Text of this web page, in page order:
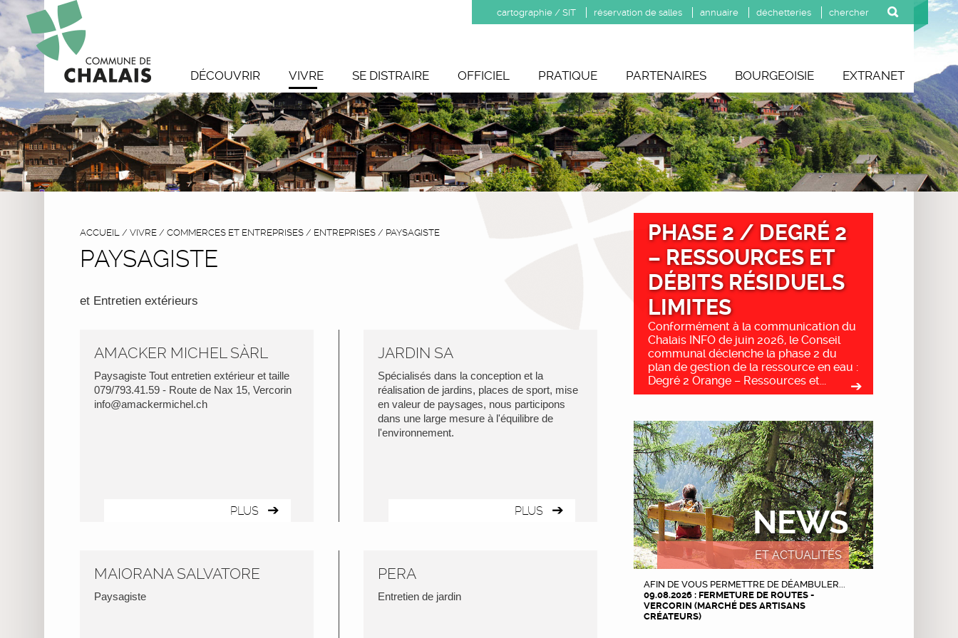
cartographie / SIT réservation de salles annuaire déchetteries
DÉCOUVRIR VIVRE SE DISTRAIRE OFFICIEL PRATIQUE PARTENAIRES BOURGEOISIE EXTRANET
ACCUEIL / VIVRE / COMMERCES ET ENTREPRISES / ENTREPRISES / PAYSAGISTE
PAYSAGISTE
et Entretien extérieurs
AMACKER MICHEL SÀRL
Paysagiste Tout entretien extérieur et taille
079/793.41.59 - Route de Nax 15, Vercorin
info@amackermichel.ch
PLUS
JARDIN SA
Spécialisés dans la conception et la
réalisation de jardins, places de sport, mise
en valeur de paysages, nous participons
dans une large mesure à l'équilibre de
l'environnement.
PLUS
MAIORANA SALVATORE
Paysagiste
PERA
Entretien de jardin
PHASE 2 / DEGRÉ 2
– RESSOURCES ET
DÉBITS RÉSIDUELS
LIMITES
Conformément à la communication du
Chalais INFO de juin 2026, le Conseil
communal déclenche la phase 2 du
plan de gestion de la ressource en eau :
Degré 2 Orange – Ressources et...
NEWS
ET ACTUALITÉS
AFIN DE VOUS PERMETTRE DE DÉAMBULER...
09.08.2026 : FERMETURE DE ROUTES -
VERCORIN (MARCHÉ DES ARTISANS
CRÉATEURS)